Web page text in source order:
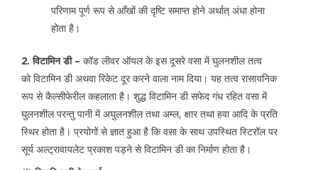
परिणाम पूर्ण रूप से आँखों की दृष्टि समाप्त होने अर्थात् अंधा होना
होता है।
2. विटामिन डी – कॉड लीवर ऑयल के इस दूसरे वसा में घुलनशील तत्व
को विटामिन डी अथवा रिकेट दूर करने वाला नाम दिया। यह तत्व रासायनिक
रूप से कैल्सीफेरील कहलाता है। शुद्ध विटामिन डी सफेद गंध रहित वसा में
घुलनशील परन्तु पानी में अघुलनशील तथा अम्ल, क्षार तथा हवा आदि के प्रति
स्थिर होता है। प्रयोगों से ज्ञात हुआ है कि वसा के साथ उपस्थित स्टिरॉल पर
सूर्य अल्ट्रावायलेट प्रकाश पड़ने से विटामिन डी का निर्माण होता है।